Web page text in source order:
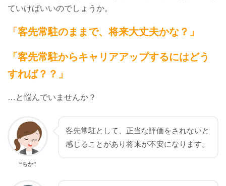
ていけばいいのでしょうか。
「客先常駐のままで、将来大丈夫かな？」
「客先常駐からキャリアアップするにはどう
すれば？？」
…と悩んでいませんか？
“ちか”
客先常駐として、正当な評価をされないと
感じることがあり将来が不安になります。